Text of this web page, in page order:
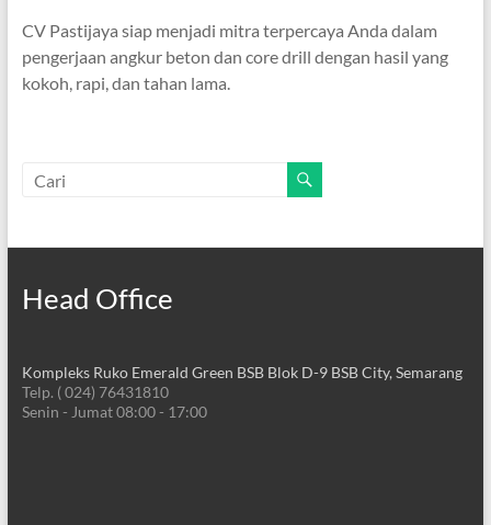
CV Pastijaya siap menjadi mitra terpercaya Anda dalam
pengerjaan angkur beton dan core drill dengan hasil yang
kokoh, rapi, dan tahan lama.
Head Office
Kompleks Ruko Emerald Green BSB Blok D-9 BSB City, Semarang
Telp. ( 024) 76431810
Senin - Jumat 08:00 - 17:00